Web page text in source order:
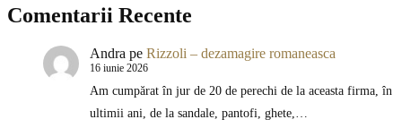
Comentarii Recente
Andra pe Rizzoli – dezamagire romaneasca
16 iunie 2026
Am cumpărat în jur de 20 de perechi de la aceasta firma, în
ultimii ani, de la sandale, pantofi, ghete,…